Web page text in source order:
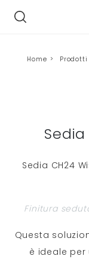
Home > Prodotti
Sedia CH24
Finitura
Questa
è ideale